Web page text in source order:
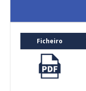
Ficheiro